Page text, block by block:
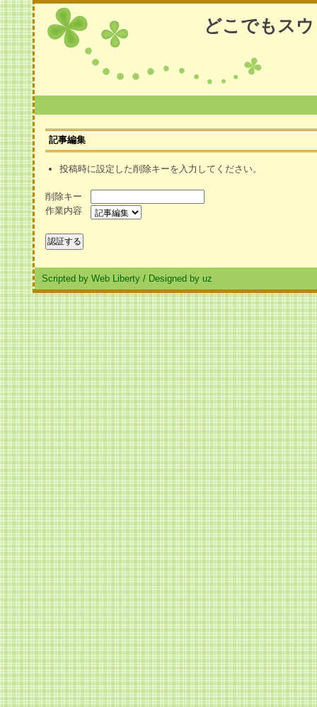
どこでもス
記事編集
投稿時に設定した削除キーを入力してください。
削除キー
作業内容
Scripted by Web Liberty / Designed by uz